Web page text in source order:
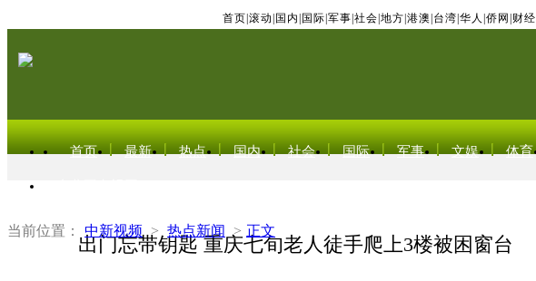
首页 滚动 国内 国际 军事 社会 地方 港澳 台湾 华人 侨网 财经
首页 最新 热点 国内 社会 国际 军事 文娱 体育
当前位置： 中新视频 > 热点新闻 > 正文
出门忘带钥匙 重庆七旬老人徒手爬上3楼被困窗台